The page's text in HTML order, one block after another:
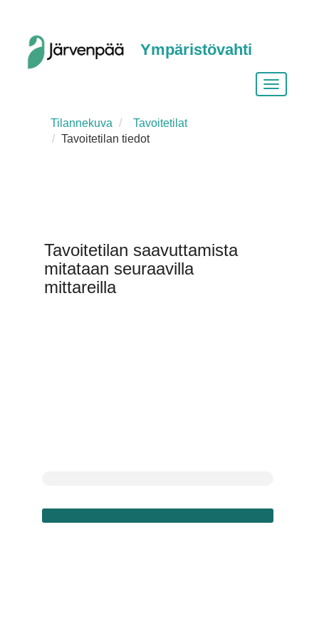
Ympäristövahti
Vaihda
Tilannekuva
Tavoitetilat
Tavoitetilan tiedot
Tavoitetilan saavuttamista
mitataan seuraavilla
mittareilla